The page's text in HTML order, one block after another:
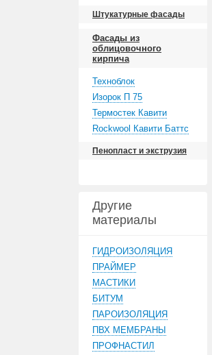
Штукатурные фасады
Фасады из
облицовочного
кирпича
Техноблок
Изорок П 75
Термостек Кавити
Rockwool Кавити Баттс
Пенопласт и экструзия
Другие
материалы
ГИДРОИЗОЛЯЦИЯ
ПРАЙМЕР
МАСТИКИ
БИТУМ
ПАРОИЗОЛЯЦИЯ
ПВХ МЕМБРАНЫ
ПРОФНАСТИЛ